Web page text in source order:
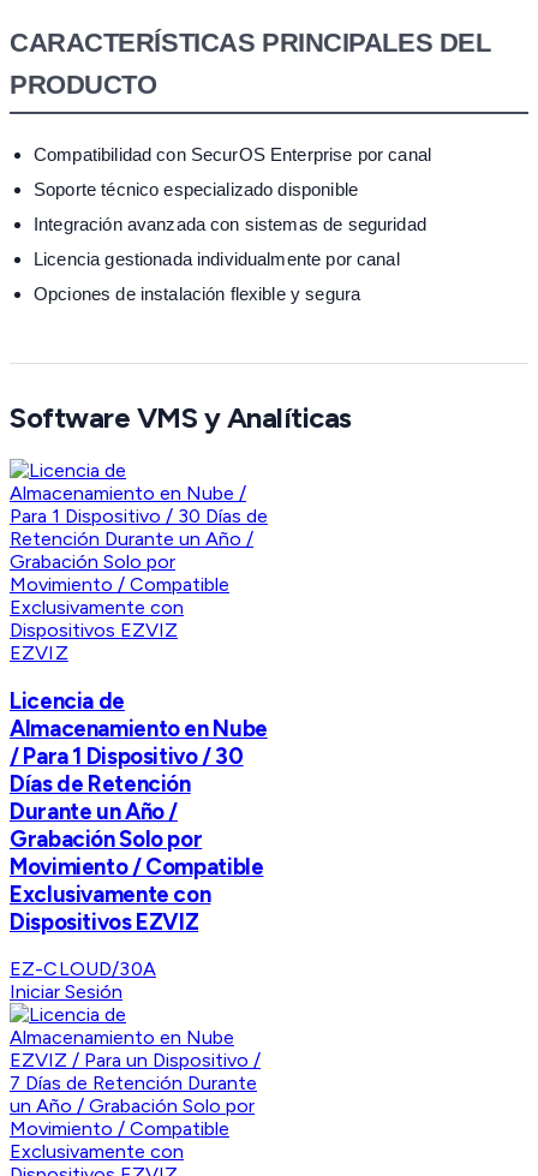
CARACTERÍSTICAS PRINCIPALES DEL
PRODUCTO
Compatibilidad con SecurOS Enterprise por canal
Soporte técnico especializado disponible
Integración avanzada con sistemas de seguridad
Licencia gestionada individualmente por canal
Opciones de instalación flexible y segura
Software VMS y Analíticas
EZVIZ
Licencia de
Almacenamiento en Nube
/ Para 1 Dispositivo / 30
Días de Retención
Durante un Año /
Grabación Solo por
Movimiento / Compatible
Exclusivamente con
Dispositivos EZVIZ
EZ-CLOUD/30A
Iniciar Sesión